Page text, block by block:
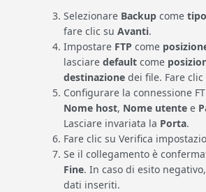
Selezionare Backup come
fare clic su Avanti.
Impostare FTP come
lasciare default come
destinazione dei file. Fare clic
Configurare la connessione
Nome host, Nome utente e
Lasciare invariata la Porta.
Fare clic su Verifica
Se il collegamento è
Fine. In caso di esito
dati inseriti.